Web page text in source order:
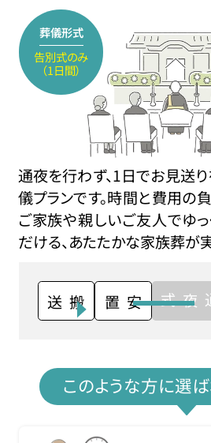
葬儀形式
告別式のみ
（1日間）
通夜を行わず、1日でお見送
儀プランです。時間と費用の
ご家族や親しいご友人でゆ
だける、あたたかな家族葬が
搬送 安置 通夜式
このような方に選